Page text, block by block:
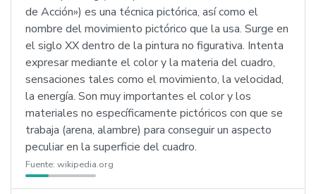
de Acción») es una técnica pictórica, así como el
nombre del movimiento pictórico que la usa. Surge en
el siglo XX dentro de la pintura no figurativa. Intenta
expresar mediante el color y la materia del cuadro,
sensaciones tales como el movimiento, la velocidad,
la energía. Son muy importantes el color y los
materiales no específicamente pictóricos con que se
trabaja (arena, alambre) para conseguir un aspecto
peculiar en la superficie del cuadro.
Fuente: wikipedia.org